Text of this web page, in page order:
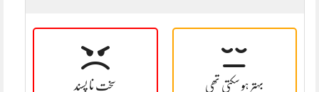
سخت نا پسند بہتر ہو سکتی تھی